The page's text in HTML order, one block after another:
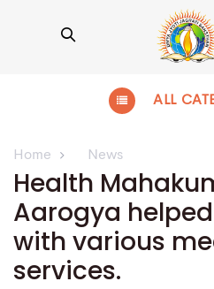
ALL
Home News
Health
Aarogya
with various
services.